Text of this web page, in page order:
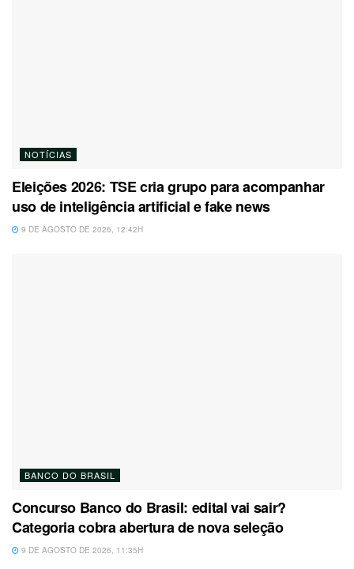
NOTÍCIAS
Eleições 2026: TSE cria grupo para acompanhar
uso de inteligência artificial e fake news
9 DE AGOSTO DE 2026, 12:42H
BANCO DO BRASIL
Concurso Banco do Brasil: edital vai sair?
Categoria cobra abertura de nova seleção
9 DE AGOSTO DE 2026, 11:35H